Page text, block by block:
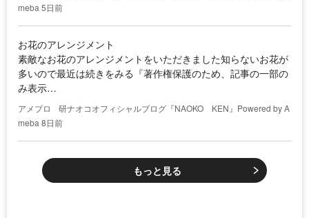
meba 5日前
お花のアレンジメント
素敵なお花のアレンジメントをいただきました知らないお花が
多いので最近は続きをみる『著作権保護のため、記事の一部の
み表示…
アメブロ
研ナオコオフィシャルブログ『NAOKO KEN』Powered by A
meba 8日前
もっと見る